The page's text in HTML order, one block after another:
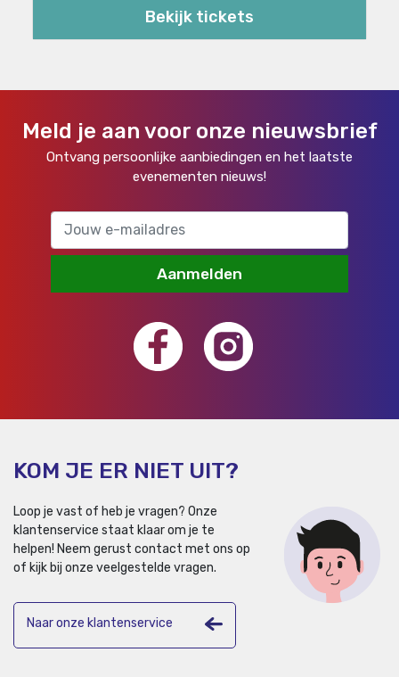
Bekijk tickets
Meld je aan voor onze nieuwsbrief
Ontvang persoonlijke aanbiedingen en het laatste
evenementen nieuws!
Aanmelden
KOM JE ER NIET UIT?
Loop je vast of heb je vragen? Onze
klantenservice staat klaar om je te
helpen! Neem gerust contact met ons op
of kijk bij onze veelgestelde vragen.
Naar onze klantenservice